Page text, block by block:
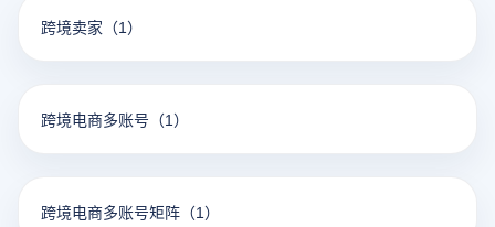
跨境卖家 （1）
跨境电商多账号 （1）
跨境电商多账号矩阵 （1）